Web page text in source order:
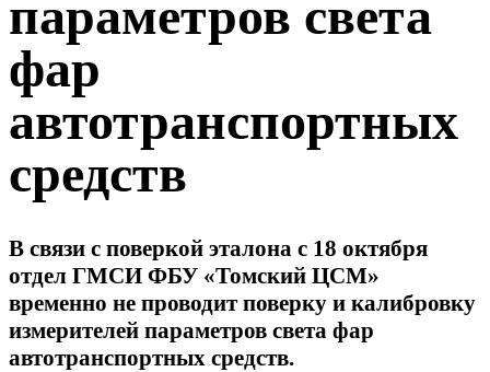
параметров света
фар
автотранспортных
средств
В связи с поверкой эталона с 18 октября
отдел ГМСИ ФБУ «Томский ЦСМ»
временно не проводит поверку и калибровку
измерителей параметров света фар
автотранспортных средств.